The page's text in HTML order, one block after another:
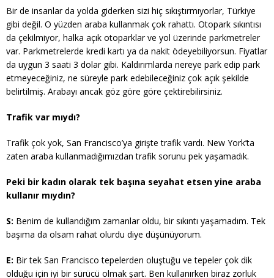
Bir de insanlar da yolda giderken sizi hiç sıkıştırmıyorlar, Türkiye
gibi değil. O yüzden araba kullanmak çok rahattı. Otopark sıkıntısı
da çekilmiyor, halka açık otoparklar ve yol üzerinde parkmetreler
var. Parkmetrelerde kredi kartı ya da nakit ödeyebiliyorsun. Fiyatlar
da uygun 3 saati 3 dolar gibi. Kaldırımlarda nereye park edip park
etmeyeceğiniz, ne süreyle park edebileceğiniz çok açık şekilde
belirtilmiş. Arabayı ancak göz göre göre çektirebilirsiniz.
Trafik var mıydı?
Trafik çok yok, San Francisco’ya girişte trafik vardı. New York’ta
zaten araba kullanmadığımızdan trafik sorunu pek yaşamadık.
Peki bir kadın olarak tek başına seyahat etsen yine araba
kullanır mıydın?
S: Benim de kullandığım zamanlar oldu, bir sıkıntı yaşamadım. Tek
başıma da olsam rahat olurdu diye düşünüyorum.
E: Bir tek San Francisco tepelerden oluştuğu ve tepeler çok dik
olduğu için iyi bir sürücü olmak şart. Ben kullanırken biraz zorluk